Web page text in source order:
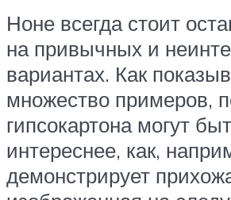
Ноне всегда стоит
на привычных и
вариантах. Как
множество примеров,
гипсокартона могут
интереснее, как,
демонстрирует